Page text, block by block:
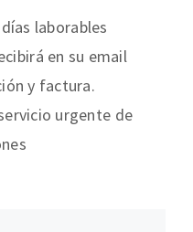
laborables
en su email
y factura.
urgente de